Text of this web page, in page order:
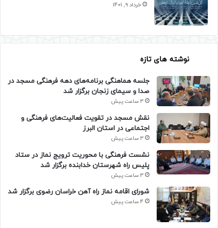
خرداد 9, 1401
نوشته های تازه
جلسه هماهنگی برنامه‌های دهه فرهنگی مسجد در
صدا و سیمای زنجان برگزار شد
3 ساعت پیش
نقش مسجد در تقویت فعالیت‌های فرهنگی و
اجتماعی در استان البرز
3 ساعت پیش
نشست فرهنگی با محوریت ترویج نماز در ستاد
پلیس راه شهرستان خدابنده برگزار شد
3 ساعت پیش
شورای اقامه نماز راه آهن خراسان رضوی برگزار شد
4 ساعت پیش